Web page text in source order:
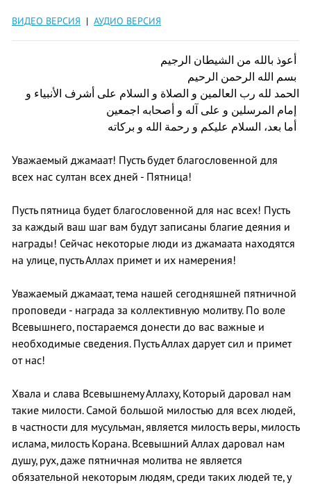
ВИДЕО ВЕРСИЯ | АУДИО ВЕРСИЯ
الحمد لله رب العالمين و الصلاة و السلام على أشرف الأنبياء و
Уважаемый джамаат! Пусть будет благословенной для
всех нас султан всех дней - Пятница!
Пусть пятница будет благословенной для нас всех! Пусть
за каждый ваш шаг вам будут записаны благие деяния и
награды! Сейчас некоторые люди из джамаата находятся
на улице, пусть Аллах примет и их намерения!
Уважаемый джамаат, тема нашей сегодняшней пятничной
проповеди - награда за коллективную молитву. По воле
Всевышнего, постараемся донести до вас важные и
необходимые сведения. Пусть Аллах дарует сил и примет
от нас!
Хвала и слава Всевышнему Аллаху, Который даровал нам
такие милости. Самой большой милостью для всех людей,
в частности для мусульман, является милость веры, милость
ислама, милость Корана. Всевышний Аллах даровал нам
душу, рух, даже пятничная молитва не является
обязательной некоторым людям, среди таких людей те, у